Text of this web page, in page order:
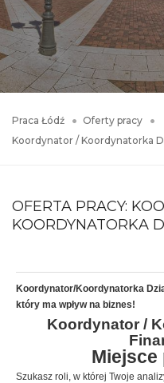
Praca Łódź
Oferty pracy
Koordynator / Koordynatorka
OFERTA PRACY:
KOORDYNATORKA
Koordynator/Koordynatorka
który ma wpływ na biznes!
Koordynator /
Miejsce
Szukasz roli, w której Twoje